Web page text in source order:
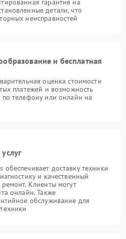
гарантия на
детали, что
неисправностей
и бесплатная
оценка стоимости
платежей и возможность
по телефону или онлайн на
доставку техники
и качественный
Клиенты могут
онлайн. Также
обслуживание для